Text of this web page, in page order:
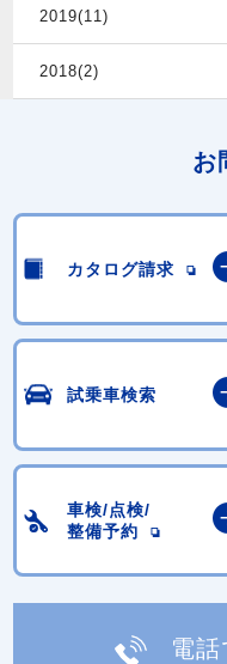
2019(11)
2018(2)
お
カタログ請求
試乗車検索
車検/点検/
整備予約
電